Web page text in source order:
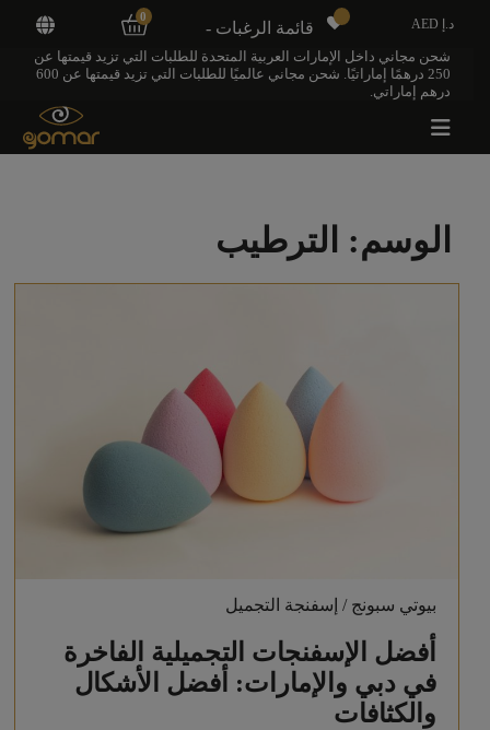
شحن مجاني داخل الإمارات العربية المتحدة للطلبات التي تزيد قيمتها عن
250 درهمًا إماراتيًا. شحن مجاني عالميًا للطلبات التي تزيد قيمتها عن 600
درهم إماراتي.
الوسم: الترطيب
بيوتي سبونج / إسفنجة التجميل
أفضل الإسفنجات التجميلية الفاخرة
في دبي والإمارات: أفضل الأشكال
والكثافات
د.إ AED قائمة الرغبات -
0